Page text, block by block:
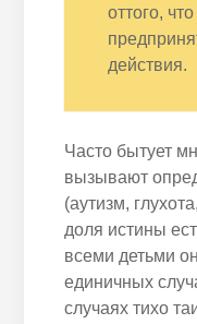
оттого,
действия.
Часто бытует
вызывают
(аутизм,
доля истины
всеми детьми
единичных
случаях тихо